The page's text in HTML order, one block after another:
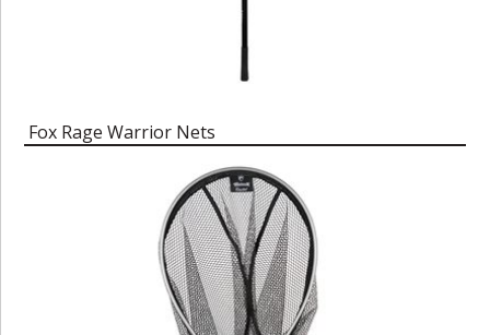
Fox Rage Warrior Nets